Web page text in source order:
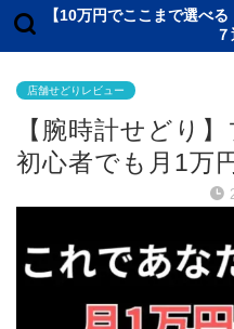
【10万円でここまで選べ
店舗せどりレビュー
【腕時計せどり
初心者でも月1万